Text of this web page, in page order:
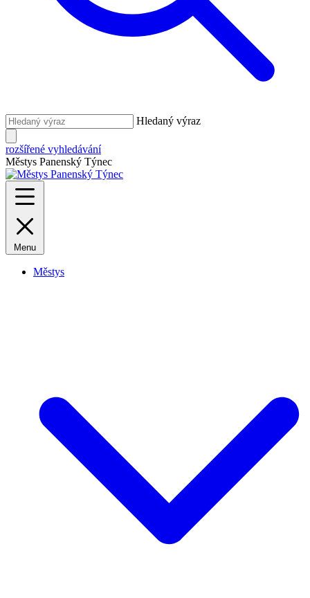
Hledaný výraz
rozšířené vyhledávání
Městys Panenský Týnec
Menu
Městys